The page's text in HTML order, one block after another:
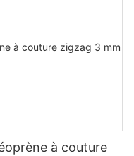
à couture